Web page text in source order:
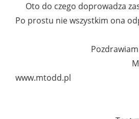
Oto do czego doprowadza
Po prostu nie wszystkim ona
Pozdrawiam
www.mtodd.pl